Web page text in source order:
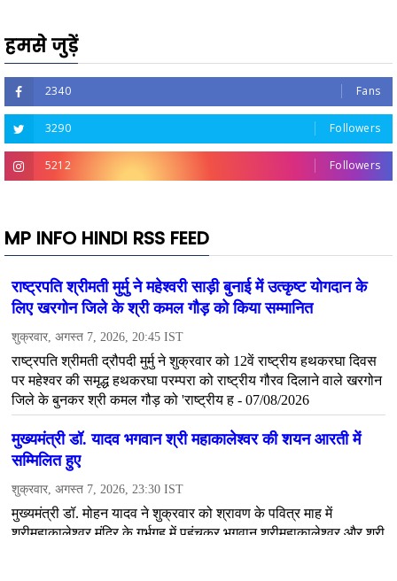
हमसे जुड़ें
2340 Fans
3290 Followers
5212 Followers
MP INFO HINDI RSS FEED